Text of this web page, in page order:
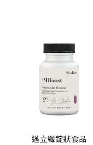
邁立纖錠狀食品